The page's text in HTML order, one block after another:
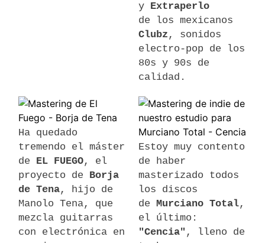
y Extraperlo
de los mexicanos
Clubz , sonidos
electro-pop de los
80s y 90s de
calidad.
Ha quedado
tremendo el máster
de EL FUEGO, el
proyecto de Borja
de Tena, hijo de
Manolo Tena, que
mezcla guitarras
con electrónica en
Estoy muy contento
de haber
masterizado todos
los discos
de Murciano Total,
el último:
"Cencia" , lleno de